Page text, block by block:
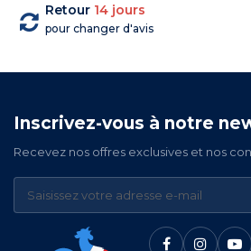
Retour 14 jours
pour changer d'avis
Inscrivez-vous à notre
Recevez nos offres exclusives et nos